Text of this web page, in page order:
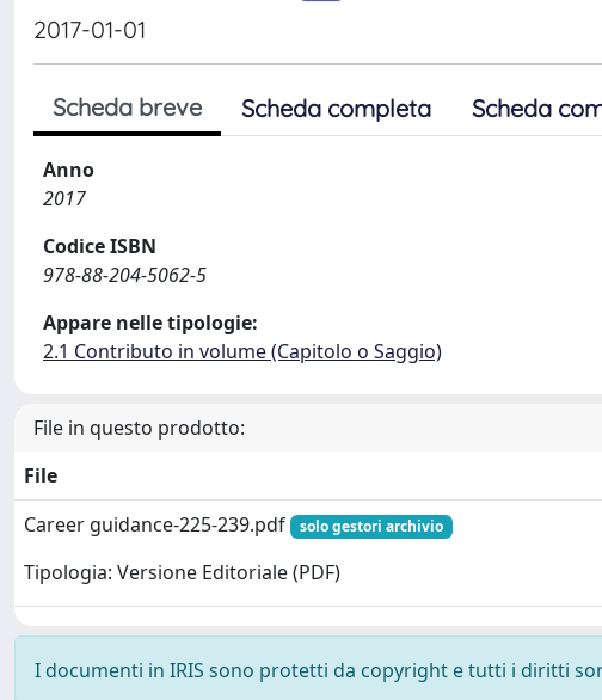
2017-01-01
Scheda breve Scheda completa Scheda
Anno
2017
Codice ISBN
978-88-204-5062-5
Appare nelle tipologie:
2.1 Contributo in volume (Capitolo o Saggio)
File in questo prodotto:
File
Career guidance-225-239.pdf
solo gestori archivio
Tipologia: Versione Editoriale (PDF)
I documenti in IRIS sono protetti da copyright e tutti i diritti